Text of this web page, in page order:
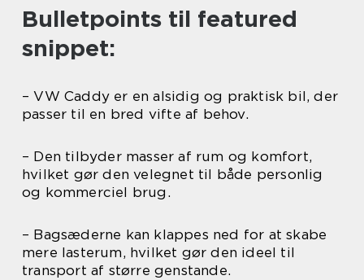
Bulletpoints til featured
snippet:
– VW Caddy er en alsidig og praktisk bil, der
passer til en bred vifte af behov.
– Den tilbyder masser af rum og komfort,
hvilket gør den velegnet til både personlig
og kommerciel brug.
– Bagsæderne kan klappes ned for at skabe
mere lasterum, hvilket gør den ideel til
transport af større genstande.